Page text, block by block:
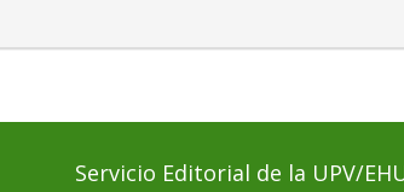
Servicio Editorial de la UPV/